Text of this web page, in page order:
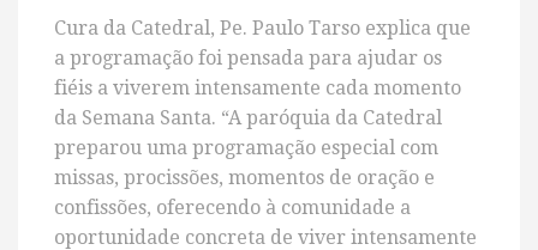
Cura da Catedral, Pe. Paulo Tarso explica que
a programação foi pensada para ajudar os
fiéis a viverem intensamente cada momento
da Semana Santa. “A paróquia da Catedral
preparou uma programação especial com
missas, procissões, momentos de oração e
confissões, oferecendo à comunidade a
oportunidade concreta de viver intensamente